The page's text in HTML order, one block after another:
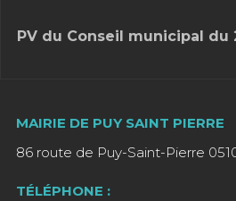
PV du Conseil municipal du
MAIRIE DE PUY SAINT PIERRE
86 route de Puy-Saint-Pierre
TÉLÉPHONE :